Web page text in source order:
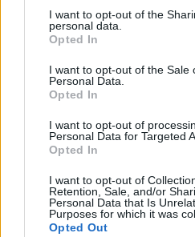
not limited to your visit or usage
grant or deny consent to Google
use your data for below
consent section.
I want to opt-out of the
personal data.
Opted In
I want to opt-out of the Sale
Personal Data.
Opted In
I want to opt-out of
Personal Data for Targeted
Opted In
I want to opt-out of
Retention, Sale, and/or
Personal Data that Is
Purposes for which it was
Opted Out
22.02.2025 10:36